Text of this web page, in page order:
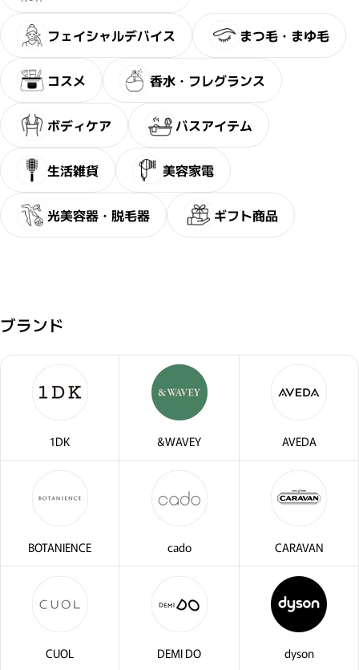
フェイシャルデバイス まつ毛・まゆ毛
コスメ 香水・フレグランス
ボディケア バスアイテム
生活雑貨 美容家電
光美容器・脱毛器 ギフト商品
ブランド
1DK &WAVEY AVEDA
BOTANIENCE cado CARAVAN
CUOL DEMI DO dyson